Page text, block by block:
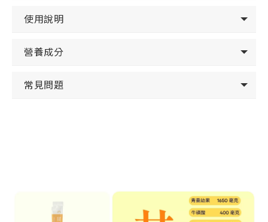
使用說明
營養成分
常見問題